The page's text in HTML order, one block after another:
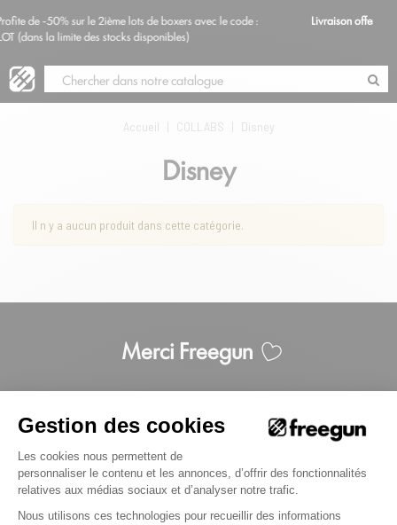
lots de boxers avec le code :
disponibles)
Livraison offerte à partir de 69€ d'achat
Accueil | COLLABS | Disney
Disney
Il n y a aucun produit dans cette catégorie.
Merci Freegun
Pour une une livraison colissimo
en France Métropolitaine.
Gestion des cookies
Plateforme de Gestion du
Les cookies nous permettent de
personnaliser le contenu et les annonces, d’offrir des fonctionnalités
relatives aux médias sociaux et d’analyser notre trafic.
Nous utilisons ces technologies pour recueillir des informations